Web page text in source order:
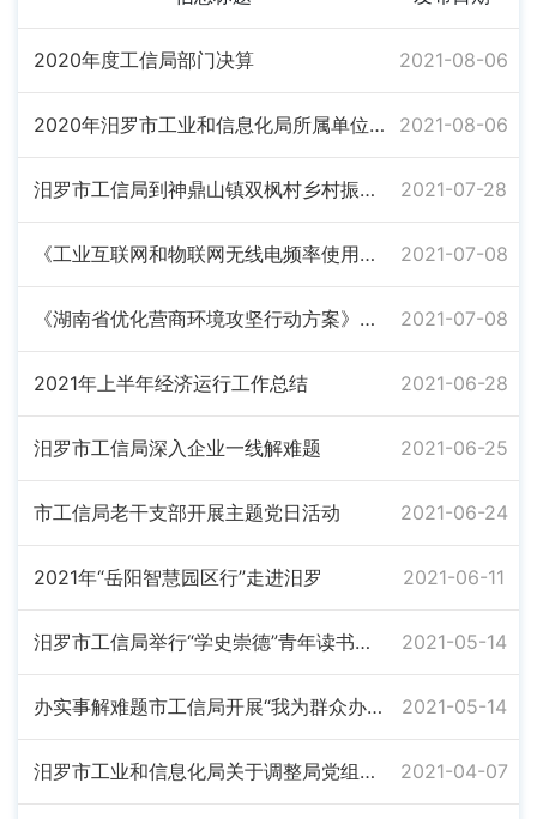
2020年度工信局部门决算 2021-08-06
2020年汨罗市工业和信息化局所属单位决算公开 2021-08-06
汨罗市工信局到神鼎山镇双枫村乡村振兴驻村点开展“我为群众办实事”实践活动 2021-07-28
《工业互联网和物联网无线电频率使用指南（2021年版）》解读 2021-07-08
《湖南省优化营商环境攻坚行动方案》解读 2021-07-08
2021年上半年经济运行工作总结 2021-06-28
汨罗市工信局深入企业一线解难题 2021-06-25
市工信局老干支部开展主题党日活动 2021-06-24
2021年“岳阳智慧园区行”走进汨罗 2021-06-11
汨罗市工信局举行“学史崇德”青年读书班主题讨论 2021-05-14
办实事解难题市工信局开展“我为群众办实事”主题实践活动 2021-05-14
汨罗市工业和信息化局关于调整局党组班子成员分工、内设机构及人员安排的通知 2021-04-07